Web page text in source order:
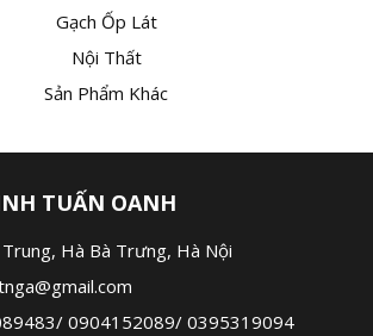
Gạch Ốp Lát
Nội Thất
Sản Phẩm Khác
TUẤN OANH
Hà Bà Trưng, Hà Nội
/ 0904152089/ 0395319094